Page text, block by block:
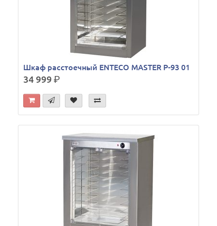
Шкаф расстоечный ENTECO MASTER Р-93 01
34 999р.